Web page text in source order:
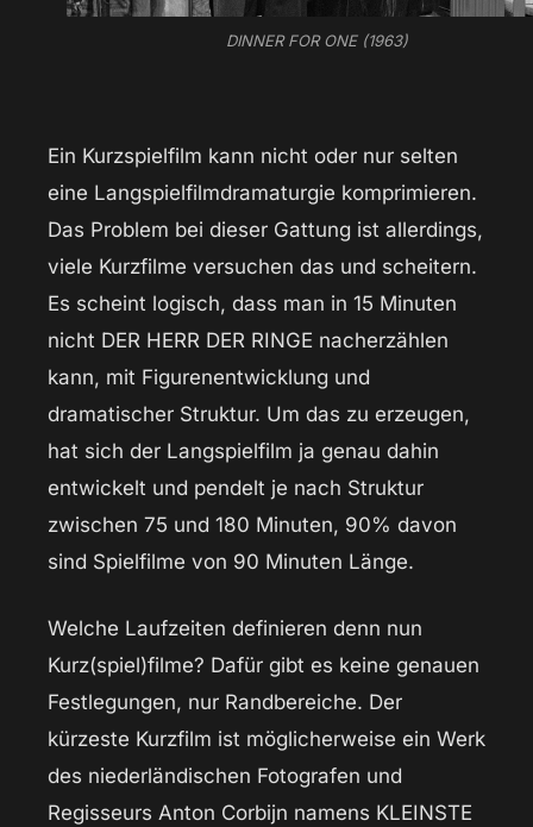
DINNER FOR ONE (1963)
Ein Kurzspielfilm kann nicht oder nur selten
eine Langspielfilmdramaturgie komprimieren.
Das Problem bei dieser Gattung ist allerdings,
viele Kurzfilme versuchen das und scheitern.
Es scheint logisch, dass man in 15 Minuten
nicht DER HERR DER RINGE nacherzählen
kann, mit Figurenentwicklung und
dramatischer Struktur. Um das zu erzeugen,
hat sich der Langspielfilm ja genau dahin
entwickelt und pendelt je nach Struktur
zwischen 75 und 180 Minuten, 90% davon
sind Spielfilme von 90 Minuten Länge.
Welche Laufzeiten definieren denn nun
Kurz(spiel)filme? Dafür gibt es keine genauen
Festlegungen, nur Randbereiche. Der
kürzeste Kurzfilm ist möglicherweise ein Werk
des niederländischen Fotografen und
Regisseurs Anton Corbijn namens KLEINSTE